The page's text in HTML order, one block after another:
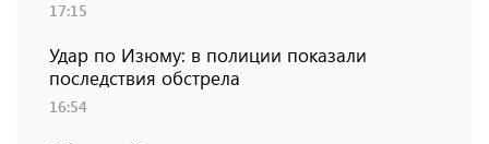
17:15
Удар по Изюму: в полиции показали
последствия обстрела
16:54